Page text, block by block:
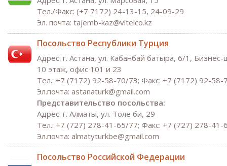
Тел./Факс: (+7 7172) 24-13-15, 24-09-29
Эл. почта: tajemb-kaz@vitelco.kz
Посольство Республики Турция
Адрес: г. Астана, ул. Кабанбай батыра, 6/1, Бизнес-
10 этаж, офис 101 и 23
Тел.: +7 (7172) 92-58-70/73; Факс: +7 (7172) 92-58-
Эл.почта: astanaturk@gmail.com
Представительство посольства:
Адрес: г. Алматы, ул. Толе би, 29
Тел.: +7 (727) 278-41-65/77; Факс: +7 (727) 278-41-
Эл.почта: almatyturkbe@gmail.com
Посольство Российской Федерации